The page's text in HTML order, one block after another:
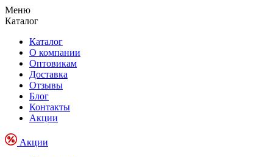
Меню
Каталог
Каталог
О компании
Оптовикам
Доставка
Отзывы
Блог
Контакты
Акции
Акции